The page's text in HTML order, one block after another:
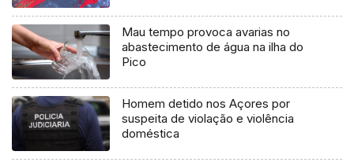
Mau tempo provoca avarias no
abastecimento de água na ilha do
Pico
Homem detido nos Açores por
suspeita de violação e violência
doméstica